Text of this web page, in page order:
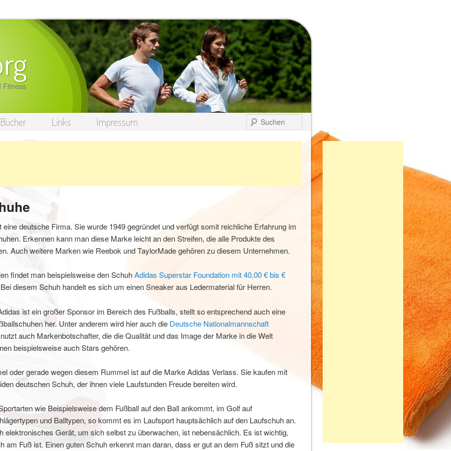
Fitness
Bücher Links Impressum
eine deutsche Firma. Sie wurde 1949 gegründet und verfügt somit reichliche Erfahrung im
Erkennen kann man diese Marke leicht an den Streifen, die alle Produkte des
Auch weitere Marken wie Reebok und TaylorMade gehören zu diesem Unternehmen.
findet man beispielsweise den SchuhAdidas Superstar Foundation mit 40,00 € bis €
diesem Schuh handelt es sich um einen Sneaker aus Ledermaterial für Herren.
ist ein großer Sponsor im Bereich des Fußballs, stellt so entsprechend auch eine
her. Unter anderem wird hier auch die Deutsche Nationalmannschaft
auch Markenbotschafter, die die Qualität und das Image der Marke in die Welt
beispielsweise auch Stars gehören.
oder gerade wegen diesem Rummel ist auf die Marke Adidas Verlass. Sie kaufen mit
deutschen Schuh, der ihnen viele Laufstunden Freude bereiten wird.
wie Beispielsweise dem Fußball auf den Ball ankommt, im Golf auf
und Balltypen, so kommt es im Laufsport hauptsächlich auf den Laufschuh an.
elektronisches Gerät, um sich selbst zu überwachen, ist nebensächlich. Es ist wichtig,
am Fuß ist. Einen guten Schuh erkennt man daran, dass er gut an dem Fuß sitzt und die